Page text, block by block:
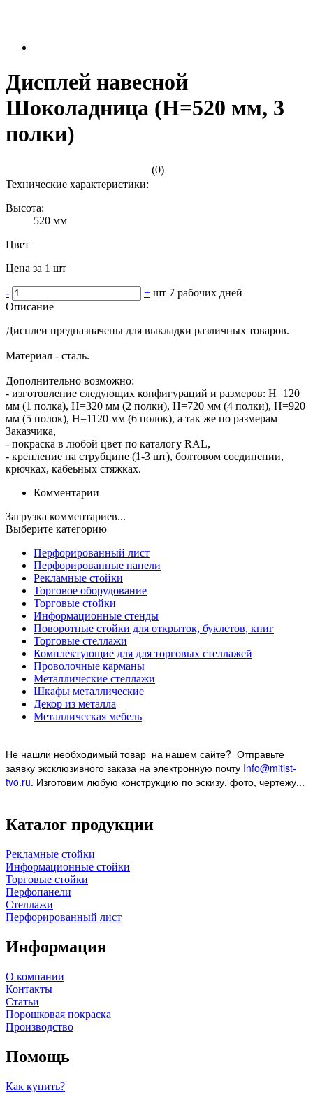
Дисплей навесной
Шоколадница (Н=520 мм, 3
полки)
(0)
Технические характеристики:
Высота:
520 мм
Цвет
Цена за 1 шт
- + шт 7 рабочих дней
Описание
Дисплеи предназначены для выкладки различных товаров.
Материал - сталь.
Дополнительно возможно:
- изготовление следующих конфигураций и размеров: Н=120
мм (1 полка), Н=320 мм (2 полки), Н=720 мм (4 полки), Н=920
мм (5 полок), Н=1120 мм (6 полок), а так же по размерам
Заказчика,
- покраска в любой цвет по каталогу RAL,
- крепление на струбцине (1-3 шт), болтовом соединении,
крючках, кабеьных стяжках.
Комментарии
Загрузка комментариев...
Выберите категорию
Перфорированный лист
Перфорированные панели
Рекламные стойки
Торговое оборудование
Торговые стойки
Информационные стенды
Поворотные стойки для открыток, буклетов, книг
Торговые стеллажи
Комплектующие для для торговых стеллажей
Проволочные карманы
Металлические стеллажи
Шкафы металлические
Декор из металла
Металлическая мебель
Не нашли необходимый товар на нашем сайте? Отправьте
заявку эксклюзивного заказа на электронную почту Info@mitist-
tvo.ru. Изготовим любую конструкцию по эскизу, фото, чертежу...
Каталог продукции
Рекламные стойки
Информационные стойки
Торговые стойки
Перфопанели
Стеллажи
Перфорированный лист
Информация
О компании
Контакты
Статьи
Порошковая покраска
Производство
Помощь
Как купить?